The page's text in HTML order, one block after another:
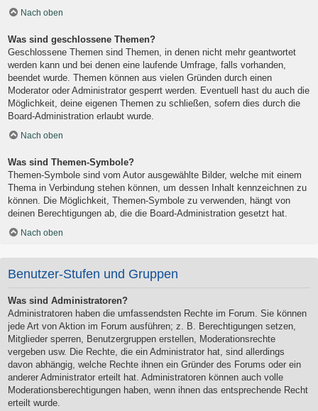
Nach oben
Was sind geschlossene Themen?
Geschlossene Themen sind Themen, in denen nicht mehr geantwortet
werden kann und bei denen eine laufende Umfrage, falls vorhanden,
beendet wurde. Themen können aus vielen Gründen durch einen
Moderator oder Administrator gesperrt werden. Eventuell hast du auch die
Möglichkeit, deine eigenen Themen zu schließen, sofern dies durch die
Board-Administration erlaubt wurde.
Nach oben
Was sind Themen-Symbole?
Themen-Symbole sind vom Autor ausgewählte Bilder, welche mit einem
Thema in Verbindung stehen können, um dessen Inhalt kennzeichnen zu
können. Die Möglichkeit, Themen-Symbole zu verwenden, hängt von
deinen Berechtigungen ab, die die Board-Administration gesetzt hat.
Nach oben
Benutzer-Stufen und Gruppen
Was sind Administratoren?
Administratoren haben die umfassendsten Rechte im Forum. Sie können
jede Art von Aktion im Forum ausführen; z. B. Berechtigungen setzen,
Mitglieder sperren, Benutzergruppen erstellen, Moderationsrechte
vergeben usw. Die Rechte, die ein Administrator hat, sind allerdings
davon abhängig, welche Rechte ihnen ein Gründer des Forums oder ein
anderer Administrator erteilt hat. Administratoren können auch volle
Moderationsberechtigungen haben, wenn ihnen das entsprechende Recht
erteilt wurde.